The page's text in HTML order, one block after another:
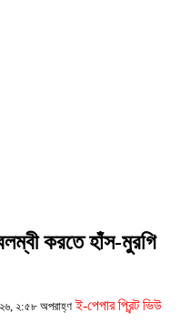
করতে হাঁস-মুরগি
২:৫৮ অপরাহ্ণ ই-পেপার প্রিন্ট ভিউ